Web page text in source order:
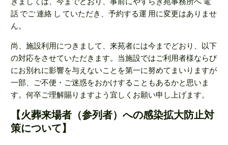
話 でご 連絡 し ていただき、予約する運 用に変更はありませ
ん。
尚、施設利用につきまして、来苑者には今までどおり、以下
の対応をさせていただきます。当施設ではご利用者様ならび
にお別れに影響を与えないことを第一に努めてまいりますが
一部、ご不便・ご迷惑をおかけすることもあるかと思いま
す。何卒ご理解賜りますよう宜しくお願い申し上げます。
【火葬来場者（参列者）への感染拡大防止対
策について】